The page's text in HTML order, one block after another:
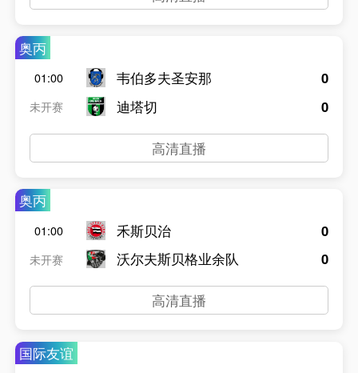
奥丙
01:00
未开赛
韦伯多夫圣安那
迪塔切
0
0
高清直播
奥丙
01:00
未开赛
禾斯贝治
沃尔夫斯贝格业余队
0
0
高清直播
国际友谊